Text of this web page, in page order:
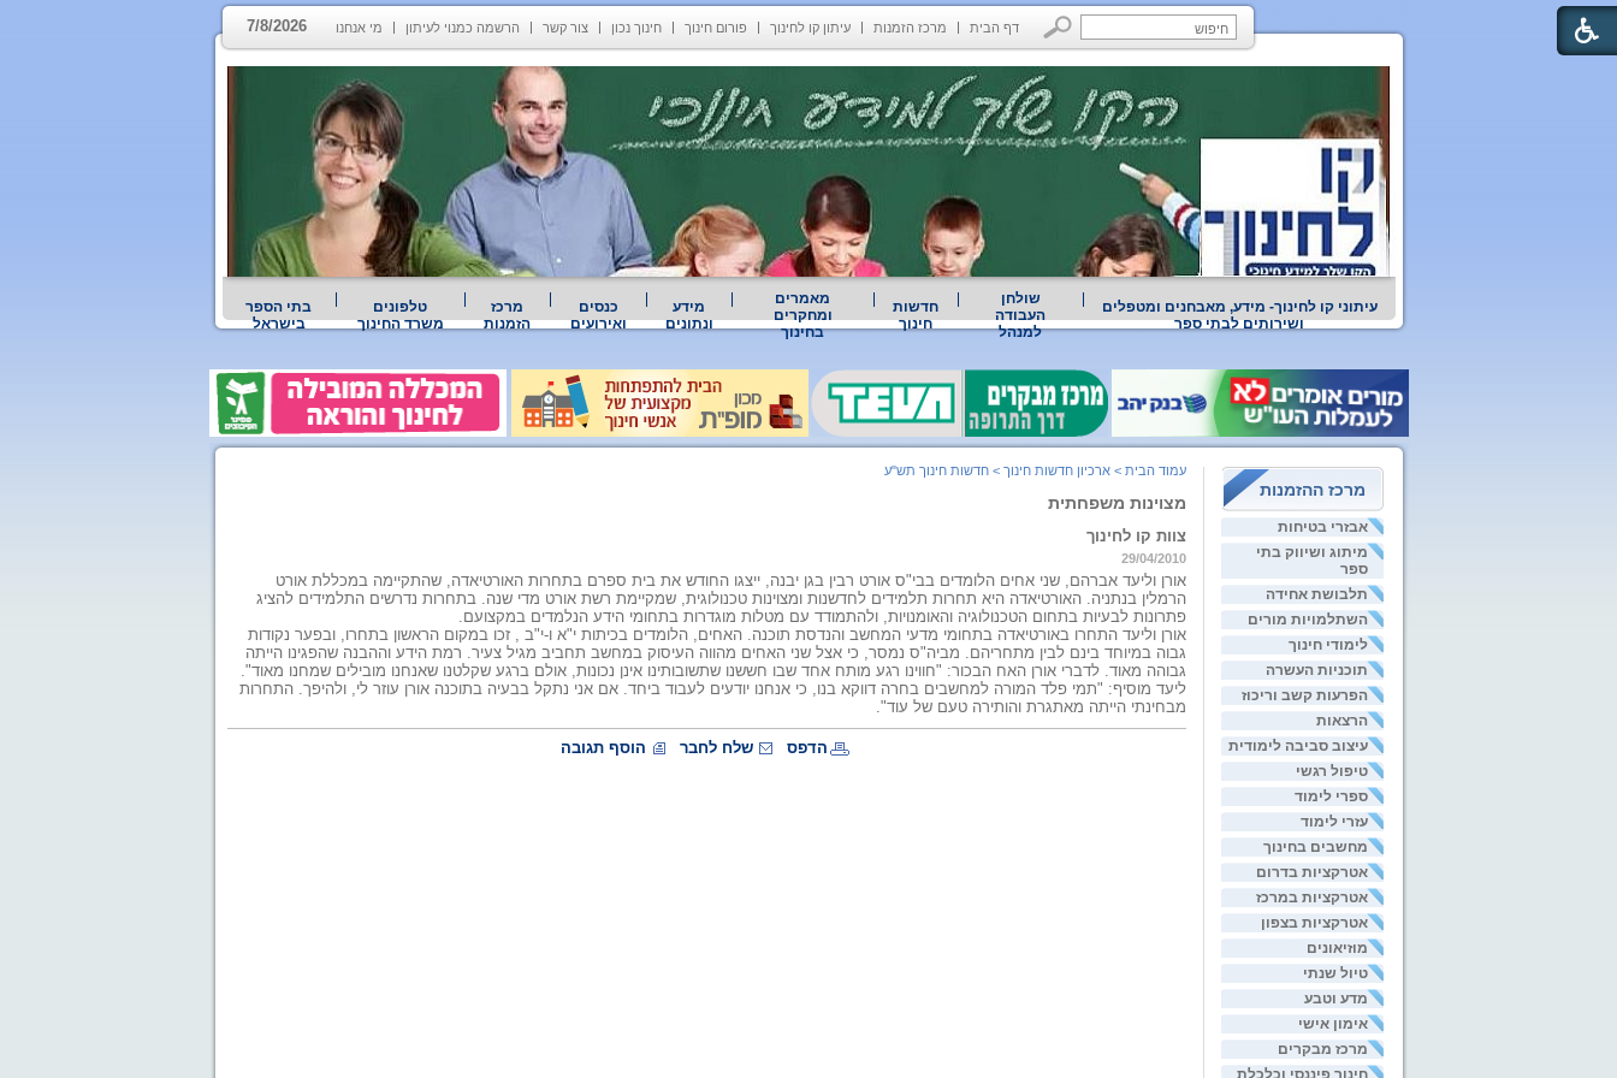
דף הבית מרכז הזמנות עיתון קו לחינוך פורום חינוך חינוך נכון צור קשר הרשמה כמנוי לעיתון מי אנחנו 7/8/2026
עיתוני קו לחינוך- מידע, מאבחנים ומטפלים
ושירותים לבתי ספר
שולחן
העבודה
למנהל
חדשות
חינוך
מאמרים
ומחקרים
בחינוך
מידע
ונתונים
כנסים
ואירועים
מרכז
הזמנות
טלפונים
משרד החינוך
בתי הספר
בישראל
מרכז ההזמנות
אבזרי בטיחות
מיתוג ושיווק בתי
ספר
תלבושת אחידה
השתלמויות מורים
לימודי חינוך
תוכניות העשרה
הפרעות קשב וריכוז
הרצאות
עיצוב סביבה לימודית
טיפול רגשי
ספרי לימוד
עזרי לימוד
מחשבים בחינוך
אטרקציות בדרום
אטרקציות במרכז
אטרקציות בצפון
מוזיאונים
טיול שנתי
מדע וטבע
אימון אישי
מרכז מבקרים
חינוך פיננסי וכלכלת
עמוד הבית > ארכיון חדשות חינוך > חדשות חינוך תש"ע
מצוינות משפחתית
צוות קו לחינוך
29/04/2010
אורן וליעד אברהם, שני אחים הלומדים בבי"ס אורט רבין בגן יבנה, ייצגו החודש את בית ספרם בתחרות האורטיאדה, שהתקיימה במכללת אורט
הרמלין בנתניה. האורטיאדה היא תחרות תלמידים לחדשנות ומצוינות טכנולוגית, שמקיימת רשת אורט מדי שנה. בתחרות נדרשים התלמידים להציג
פתרונות לבעיות בתחום הטכנולוגיה והאומנויות, ולהתמודד עם מטלות מוגדרות בתחומי הידע הנלמדים במקצועם.
אורן וליעד התחרו באורטיאדה בתחומי מדעי המחשב והנדסת תוכנה. האחים, הלומדים בכיתות י"א ו-י"ב , זכו במקום הראשון בתחרו, ובפער נקודות
גבוה במיוחד בינם לבין מתחריהם. מביה"ס נמסר, כי אצל שני האחים מהווה העיסוק במחשב תחביב מגיל צעיר. רמת הידע וההבנה שהפגינו הייתה
גבוהה מאוד. לדברי אורן האח הבכור: "חווינו רגע מותח אחד שבו חששנו שתשובותינו אינן נכונות, אולם ברגע שקלטנו שאנחנו מובילים שמחנו מאוד".
ליעד מוסיף: "תמי פלד המורה למחשבים בחרה דווקא בנו, כי אנחנו יודעים לעבוד ביחד. אם אני נתקל בבעיה בתוכנה אורן עוזר לי, ולהיפך. התחרות
מבחינתי הייתה מאתגרת והותירה טעם של עוד".
הדפס שלח לחבר הוסף תגובה